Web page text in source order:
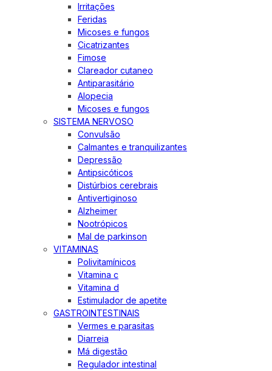
Irritações
Feridas
Micoses e fungos
Cicatrizantes
Fimose
Clareador cutaneo
Antiparasitário
Alopecia
Micoses e fungos
SISTEMA NERVOSO
Convulsão
Calmantes e tranquilizantes
Depressão
Antipsicóticos
Distúrbios cerebrais
Antivertiginoso
Alzheimer
Nootrópicos
Mal de parkinson
VITAMINAS
Polivitamínicos
Vitamina c
Vitamina d
Estimulador de apetite
GASTROINTESTINAIS
Vermes e parasitas
Diarreia
Má digestão
Regulador intestinal